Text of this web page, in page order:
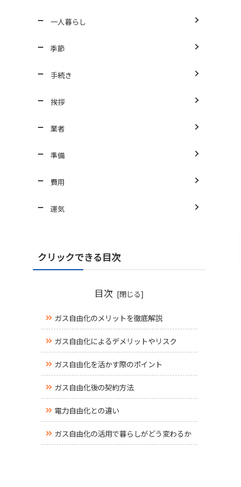
一人暮らし
季節
手続き
挨拶
業者
準備
費用
運気
クリックできる目次
目次
ガス自由化のメリットを徹底解説
ガス自由化によるデメリットやリスク
ガス自由化を活かす際のポイント
ガス自由化後の契約方法
電力自由化との違い
ガス自由化の活用で暮らしがどう変わるか